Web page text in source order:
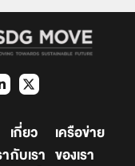
เกี่ยว
กับเรา
เครือข่าย
ของเรา